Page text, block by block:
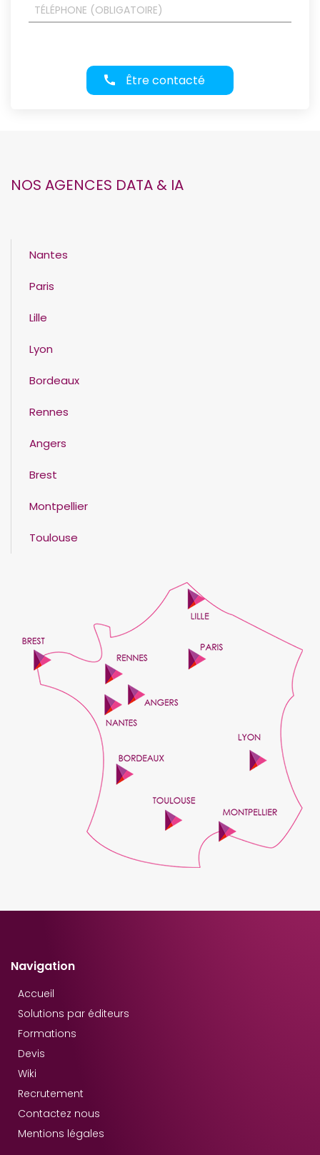
Être contacté
NOS AGENCES DATA & IA
Nantes
Paris
Lille
Lyon
Bordeaux
Rennes
Angers
Brest
Montpellier
Toulouse
Navigation
Accueil
Solutions par éditeurs
Formations
Devis
Wiki
Recrutement
Contactez nous
Mentions légales